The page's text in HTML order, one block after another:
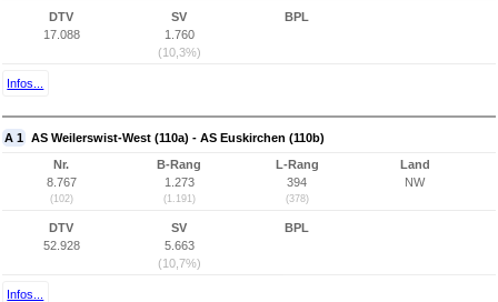
DTV
17.088
SV
1.760
(10,3%)
BPL
Infos...
A 1 AS Weilerswist-West (110a) - AS Euskirchen (110b)
Nr.
8.767
(102)
B-Rang
1.273
(1.191)
L-Rang
394
(378)
Land
NW
DTV
52.928
SV
5.663
(10,7%)
BPL
Infos...